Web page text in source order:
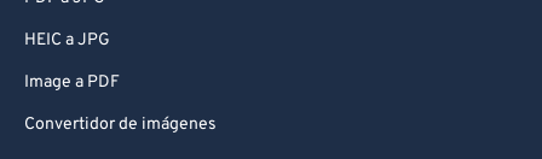
HEIC a JPG
Image a PDF
Convertidor de imágenes